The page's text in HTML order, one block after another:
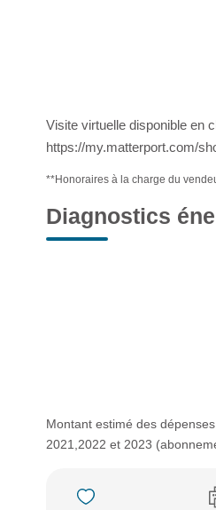
Visite virtuelle disponible en
https://my.matterport.com/
**Honoraires à la charge du
Diagnostics
Montant estimé des
2021,2022 et 2023